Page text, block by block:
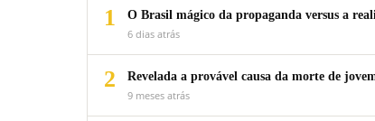
1
O Brasil mágico da propaganda versus a
6 dias atrás
2
Revelada a provável causa da morte de
9 meses atrás